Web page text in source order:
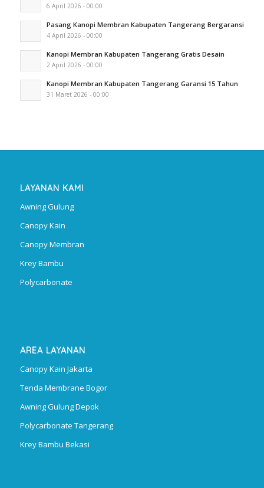
6 April 2026 - 00:00
Pasang Kanopi Membran Kabupaten Tangerang Bergaransi
4 April 2026 - 00:00
Kanopi Membran Kabupaten Tangerang Gratis Desain
2 April 2026 - 00:00
Kanopi Membran Kabupaten Tangerang Garansi 15 Tahun
31 Maret 2026 - 00:00
LAYANAN KAMI
Awning Gulung
Canopy Kain
Canopy Membran
Krey Bambu
Polycarbonate
AREA LAYANAN
Canopy Kain Jakarta
Tenda Membrane Bogor
Awning Gulung Depok
Polycarbonate Tangerang
Krey Bambu Bekasi